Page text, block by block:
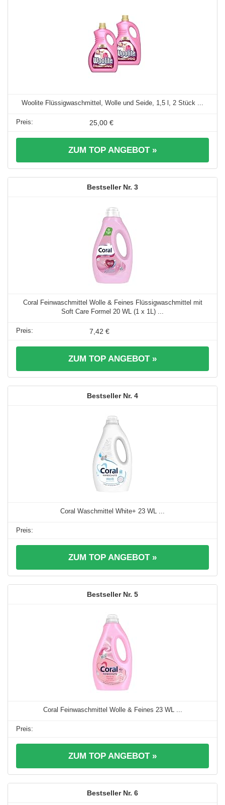
Woolite Flüssigwaschmittel, Wolle und Seide, 1,5 l, 2 Stück ...
25,00 €
ZUM TOP ANGEBOT »
3
Coral Feinwaschmittel Wolle & Feines Flüssigwaschmittel mit
Soft Care Formel 20 WL (1 x 1L) ...
7,42 €
ZUM TOP ANGEBOT »
4
Coral Waschmittel White+ 23 WL ...
ZUM TOP ANGEBOT »
5
Coral Feinwaschmittel Wolle & Feines 23 WL ...
ZUM TOP ANGEBOT »
6